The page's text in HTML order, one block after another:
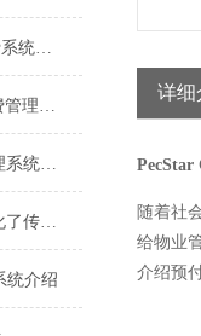
BRN-C2000学生公寓预付费系统的软件需要及时更新
DCU SCADA800能源预付费管理系统介绍
PDR8000-JZ能源预付费管理系统：重塑能源消费与管理的未来
Sunshy-3000预付费系统简化了传统的收费流程
统介绍
详细
PecStar
随着社
给物业
介绍预